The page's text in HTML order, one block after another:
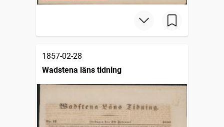
1857-02-28
Wadstena läns tidning